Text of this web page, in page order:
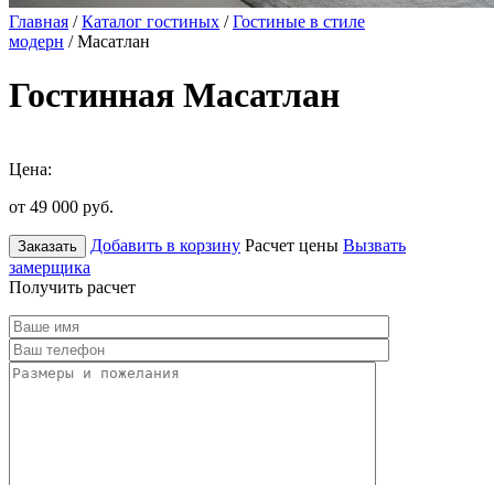
Главная /Каталог гостиных /Гостиные в стиле
модерн / Масатлан
Гостинная Масатлан
Цена:
от 49 000 руб.
Заказать Добавить в корзину Расчет цены Вызвать
замерщика
Получить расчет